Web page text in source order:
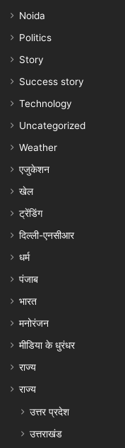
Noida
Politics
Story
Success story
Technology
Uncategorized
Weather
एजुकेशन
खेल
ट्रेंडिंग
दिल्ली-एनसीआर
धर्म
पंजाब
भारत
मनोरंजन
मीडिया के धुरंधर
राज्य
राज्य
उत्तर प्रदेश
उत्तराखंड